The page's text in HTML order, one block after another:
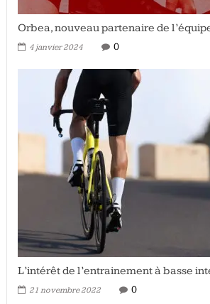
Orbea, nouveau partenaire de
4 janvier 2024 0
L’intérêt de l’entrainement à basse
21 novembre 2022 0